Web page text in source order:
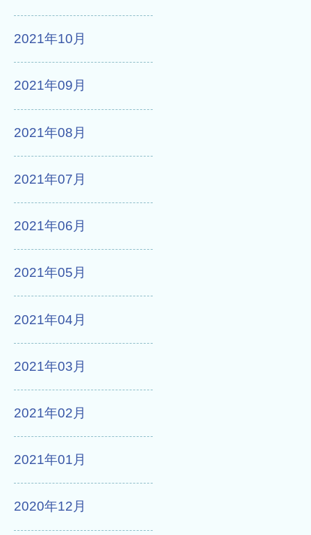
2021年10月
2021年09月
2021年08月
2021年07月
2021年06月
2021年05月
2021年04月
2021年03月
2021年02月
2021年01月
2020年12月